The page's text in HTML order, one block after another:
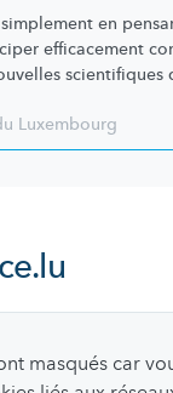
en
efficacement
scientifiques
Luxembourg
masqués car